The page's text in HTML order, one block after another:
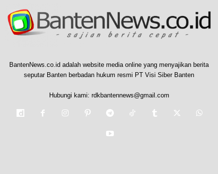
BantenNews.co.id adalah website media online yang menyajikan berita
seputar Banten berbadan hukum resmi PT Visi Siber Banten
Hubungi kami: rdkbantennews@gmail.com